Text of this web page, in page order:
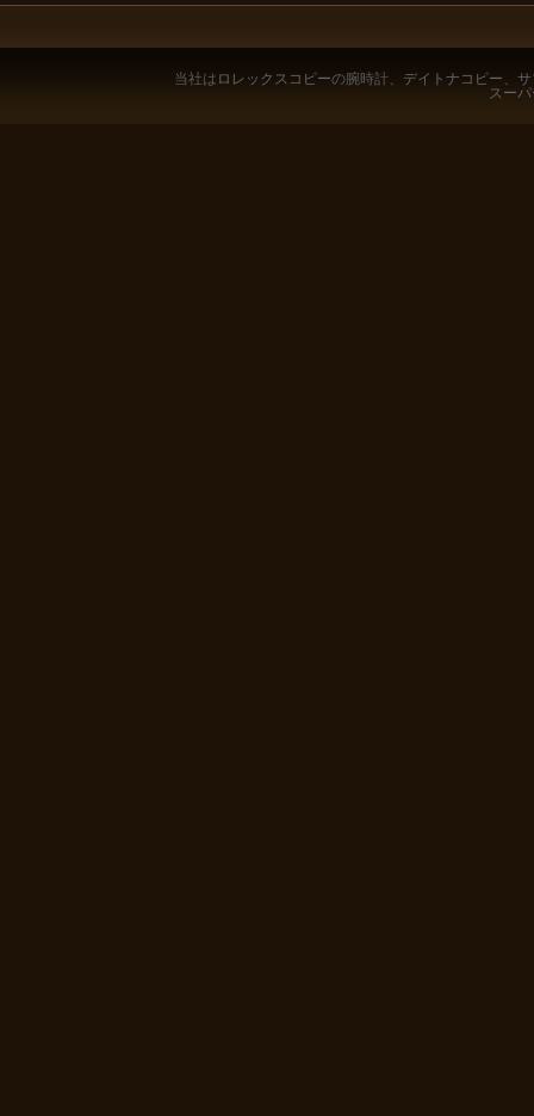
当社は ロレックスコピーの腕時計、 デイトナコピー、
スー